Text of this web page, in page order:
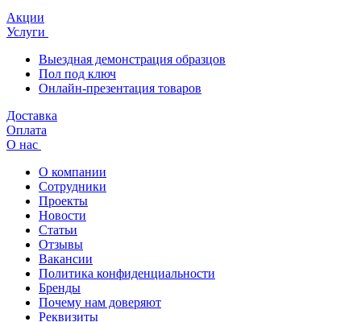
Акции
Услуги
Выездная демонстрация образцов
Пол под ключ
Онлайн-презентация товаров
Доставка
Оплата
О нас
О компании
Сотрудники
Проекты
Новости
Статьи
Отзывы
Вакансии
Политика конфиденциальности
Бренды
Почему нам доверяют
Реквизиты